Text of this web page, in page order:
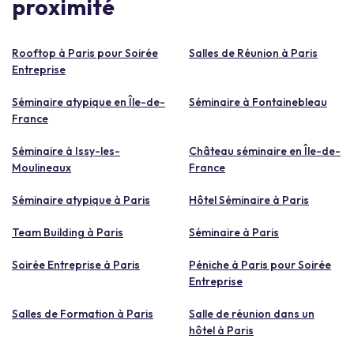
proximité
Rooftop à Paris pour Soirée
Entreprise
Salles de Réunion à Paris
Séminaire atypique en Île-de-
France
Séminaire à Fontainebleau
Séminaire à Issy-les-
Moulineaux
Château séminaire en Île-de-
France
Séminaire atypique à Paris Hôtel Séminaire à Paris
Team Building à Paris Séminaire à Paris
Soirée Entreprise à Paris
Péniche à Paris pour Soirée
Entreprise
Salles de Formation à Paris
Salle de réunion dans un
hôtel à Paris